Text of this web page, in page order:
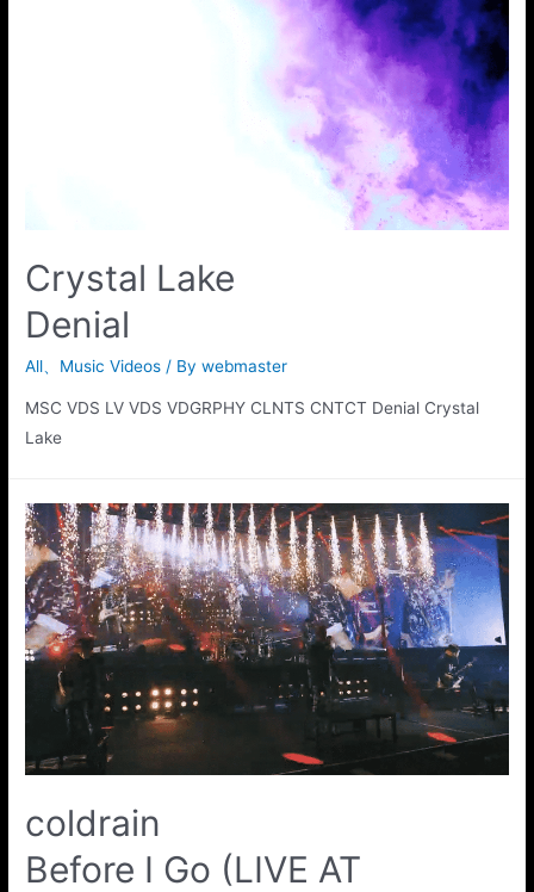
Crystal Lake
Denial
All Music Videos / Bywebmaster
MSC VDS LV VDS VDGRPHY CLNTS CNTCT Denial Crystal
Lake
coldrain
Before I Go (LIVE AT